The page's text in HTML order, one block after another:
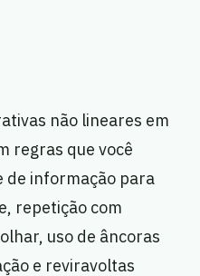
não lineares em
regras que você
de informação para
repetição com
uso de âncoras
e reviravoltas